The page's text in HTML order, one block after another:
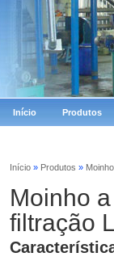
Início Produtos
Início » Produtos »
Moinho
filtração